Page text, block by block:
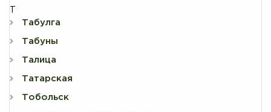
Табулга
Табуны
Талица
Татарская
Тобольск